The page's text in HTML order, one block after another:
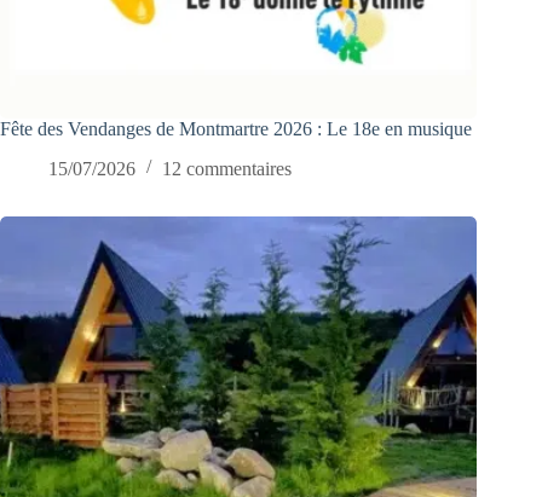
Fête des Vendanges de Montmartre 2026 : Le 18e en musique
15/07/2026
12 commentaires